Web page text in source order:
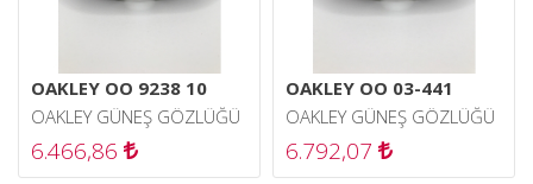
OAKLEY OO 9238 10
OAKLEY GÜNEŞ GÖZLÜĞÜ
6.466,86
OAKLEY OO 03-441
OAKLEY GÜNEŞ GÖZLÜĞÜ
6.792,07